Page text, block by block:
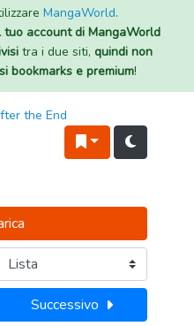
MangaWorld.
account di MangaWorld
tra i due siti, quindi non
bookmarks e premium!
the End
Successivo